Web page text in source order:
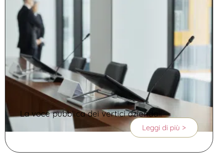
La voce pubblica dei vertici aziendali
Leggi di più >